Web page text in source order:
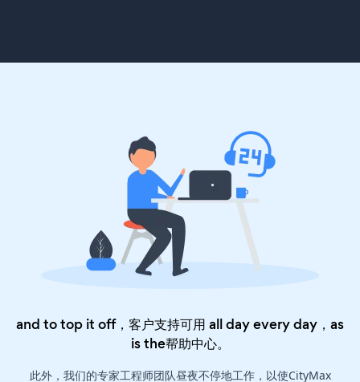
and to top it off，客户支持可用 all day every day，as
is the帮助中心。
此外，我们的专家工程师团队昼夜不停地工作，以使CityMax